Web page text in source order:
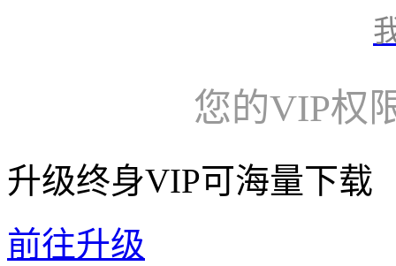
您的VIP权
升级终身VIP可海量下载
前往升级